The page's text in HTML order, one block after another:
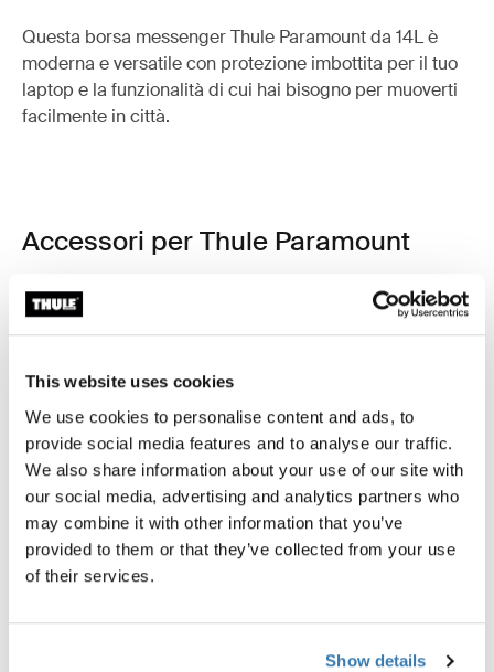
This website uses cookies
We use cookies to personalise content and ads, to
provide social media features and to analyse our traffic.
We also share information about your use of our site with
our social media, advertising and analytics partners who
may combine it with other information that you’ve
provided to them or that they’ve collected from your use
of their services.
Show details
Questa borsa messenger Thule Paramount da 14L è
moderna e versatile con protezione imbottita per il tuo
laptop e la funzionalità di cui hai bisogno per muoverti
facilmente in città.
Accessori per Thule Paramount
Thule power bank 10k